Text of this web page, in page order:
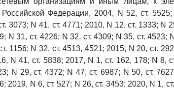
Российской Федерации, 2004, N 52, ст.
3073; N 41, ст. 4771; 2010, N 12, ст. 1333; N
N 31, ст. 4226; N 32, ст. 4309; N 35, ст. 4523;
1156; N 32, ст. 4513, 4521; 2015, N 20, ст.
N 41, ст. 5838; 2017, N 1, ст. 162, 178; N 8,
N 29, ст. 4372; N 47, ст. 6987; N 50, ст.
2019, N 6, ст. 527; N 26, ст. 3453; 2020, N 1,